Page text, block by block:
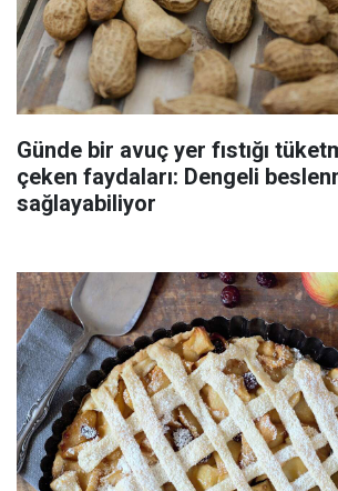
Günde bir avuç yer fıstığı
çeken faydaları: Dengeli
sağlayabiliyor